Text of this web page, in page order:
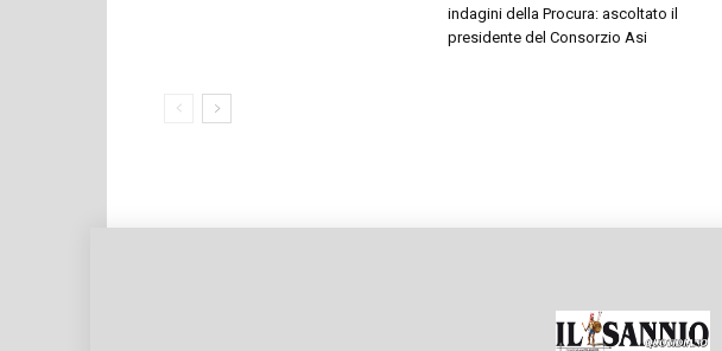
indagini della Procura: ascoltato il
presidente del Consorzio Asi